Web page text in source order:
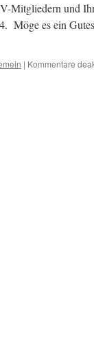
Mitgliedern und
Möge es ein
| Kommentare